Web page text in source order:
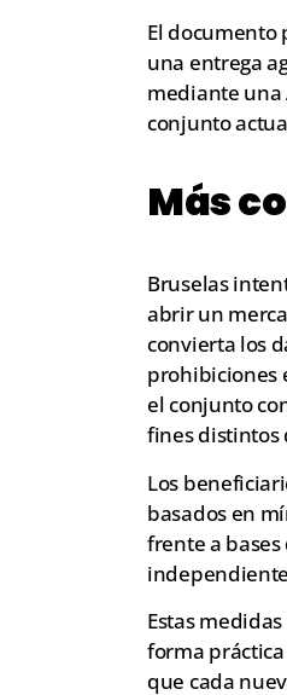
El documento
una entrega
mediante una
conjunto
Más
Bruselas
abrir un
convierta los
prohibiciones
el conjunto
fines distintos
Los
basados en
frente a
Estas
forma
que cada